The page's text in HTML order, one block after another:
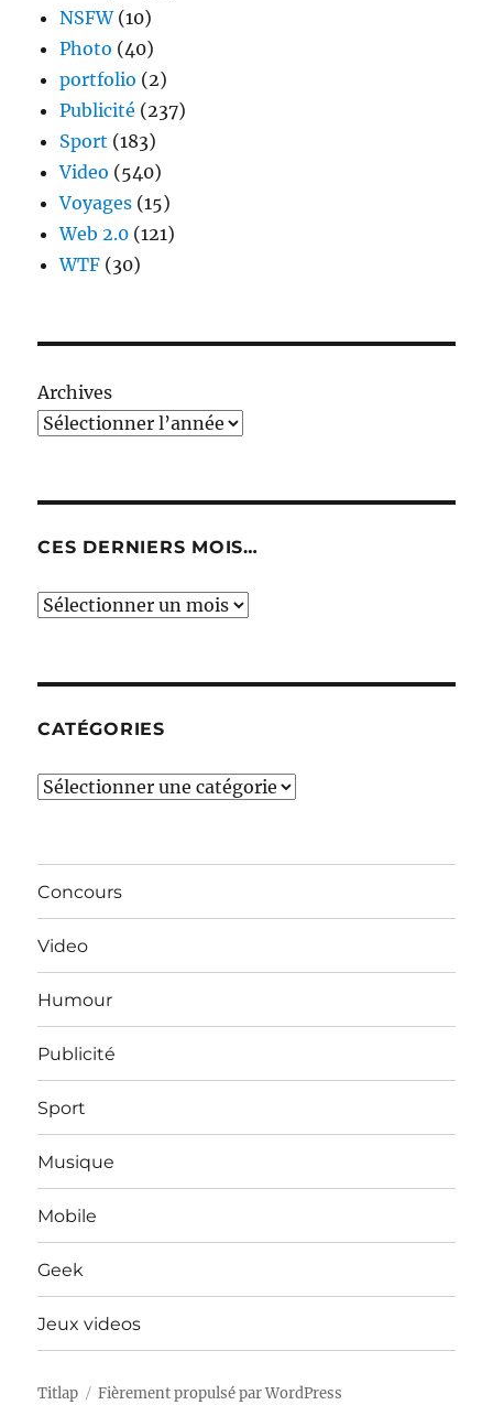
NSFW(10)
Photo (40)
portfolio (2)
Publicité (237)
Sport (183)
Video (540)
Voyages (15)
Web 2.0 (121)
WTF (30)
Archives
CES DERNIERS MOIS…
Ces
CATÉGORIES
Catégories
Concours
Video
Humour
Publicité
Sport
Musique
Mobile
Geek
Jeux videos
Titlap Fièrement propulsé par WordPress